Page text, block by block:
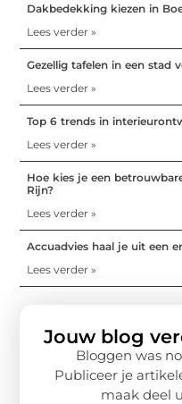
Dakbedekking kiezen in
Lees verder »
Gezellig tafelen in een stad
Lees verder »
Top 6 trends in
Lees verder »
Hoe kies je een
Rijn?
Lees verder »
Accuadvies haal je uit een
Lees verder »
Jouw blog
Bloggen was
Publiceer je
maak deel